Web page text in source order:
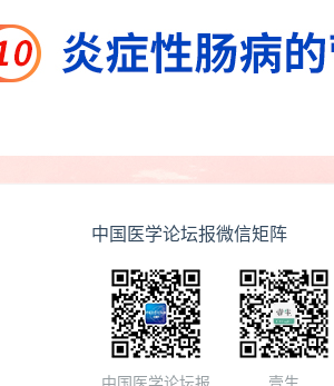
中国医学论坛报微信矩阵